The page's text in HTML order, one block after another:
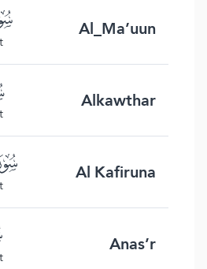
Al_Ma’uun
Alkawthar
Al Kafiruna
Anas’r